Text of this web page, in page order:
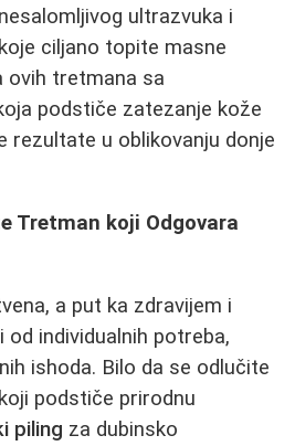
ultrazvuka i
ciljano topite masne
ovih tretmana sa
podstiče zatezanje kože
rezultate u oblikovanju donje
Tretman koji Odgovara
a put ka zdravijem i
od individualnih potreba,
ishoda. Bilo da se odlučite
koji podstiče prirodnu
piling za dubinsko